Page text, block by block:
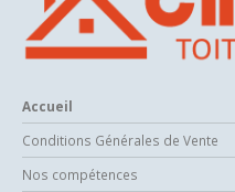
Accueil
Conditions Générales de Vente
Nos compétences